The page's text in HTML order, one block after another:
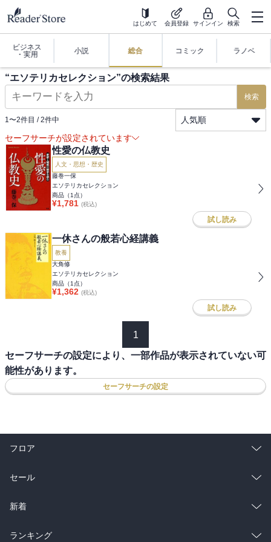
はじめて 会員登録 サインイン 検索
ビジネス
・実用
小説 総合 コミック ラノベ
“エソテリカセレクション”の検索結果
検索
1〜2件目 / 2件中
人気順
セーフサーチが設定されています
性愛の仏教史
人文・思想・歴史
藤巻一保
エソテリカセレクション
商品（1 点）
¥1,781 (税込)
試し読み
一休さんの般若心経講義
教養
大角修
エソテリカセレクション
商品（1 点）
¥1,362 (税込)
試し読み
1
セーフサーチの設定により、一部作品が表示されていない可
能性があります。
セーフサーチの設定
フロア
総合
ラノベ
雑誌・グラビア
セール
総合
ラノベ
新着
総合
ランキング